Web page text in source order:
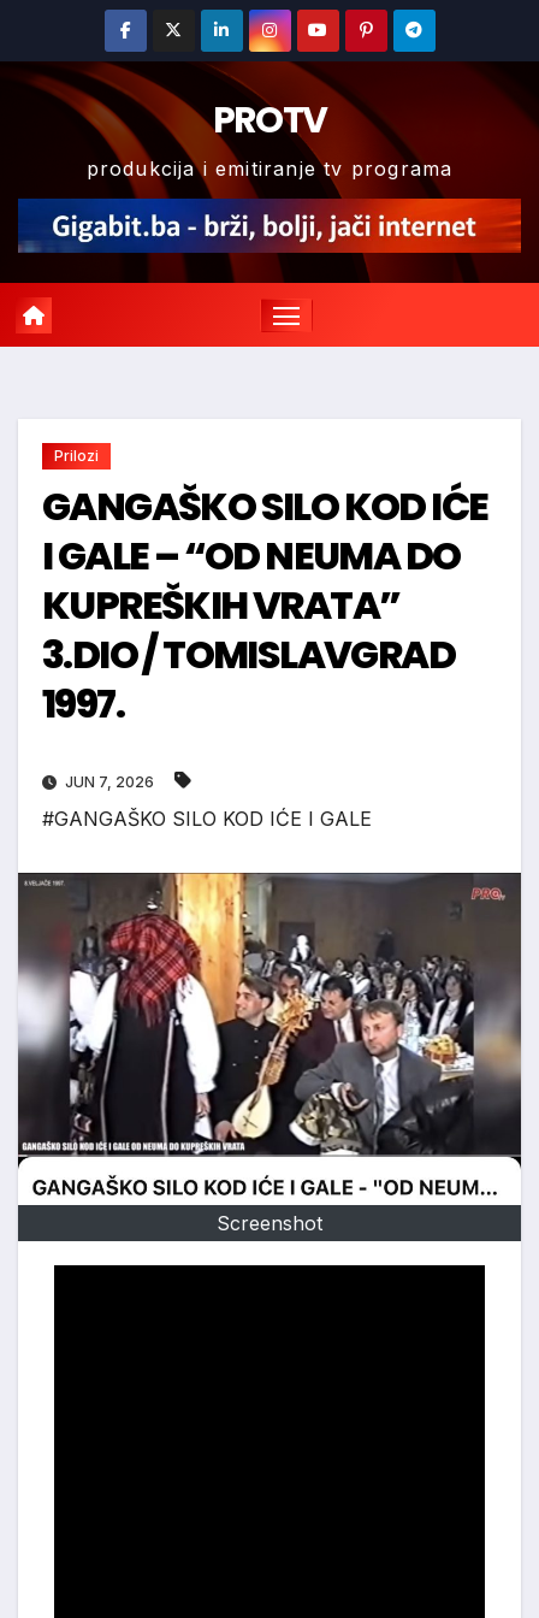
content
PROTV
produkcija i emitiranje tv programa
Prilozi
GANGAŠKO SILO KOD IĆE
I GALE – “OD NEUMA DO
KUPREŠKIH VRATA”
3.DIO / TOMISLAVGRAD
1997.
JUN 7, 2026
#GANGAŠKO SILO KOD IĆE I GALE
Screenshot